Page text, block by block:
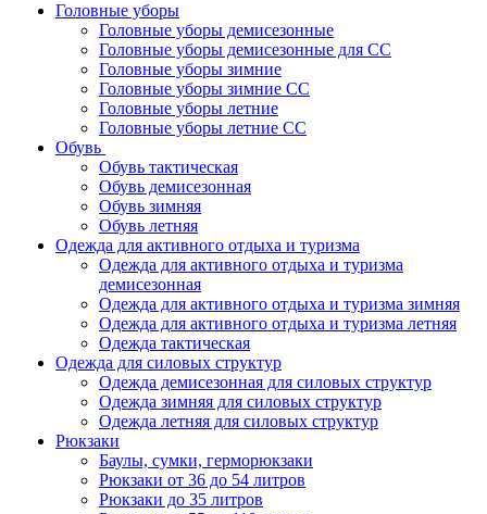
Головные уборы
Головные уборы демисезонные
Головные уборы демисезонные для СС
Головные уборы зимние
Головные уборы зимние СС
Головные уборы летние
Головные уборы летние СС
Обувь
Обувь тактическая
Обувь демисезонная
Обувь зимняя
Обувь летняя
Одежда для активного отдыха и туризма
Одежда для активного отдыха и туризма
демисезонная
Одежда для активного отдыха и туризма зимняя
Одежда для активного отдыха и туризма летняя
Одежда тактическая
Одежда для силовых структур
Одежда демисезонная для силовых структур
Одежда зимняя для силовых структур
Одежда летняя для силовых структур
Рюкзаки
Баулы, сумки, герморюкзаки
Рюкзаки от 36 до 54 литров
Рюкзаки до 35 литров